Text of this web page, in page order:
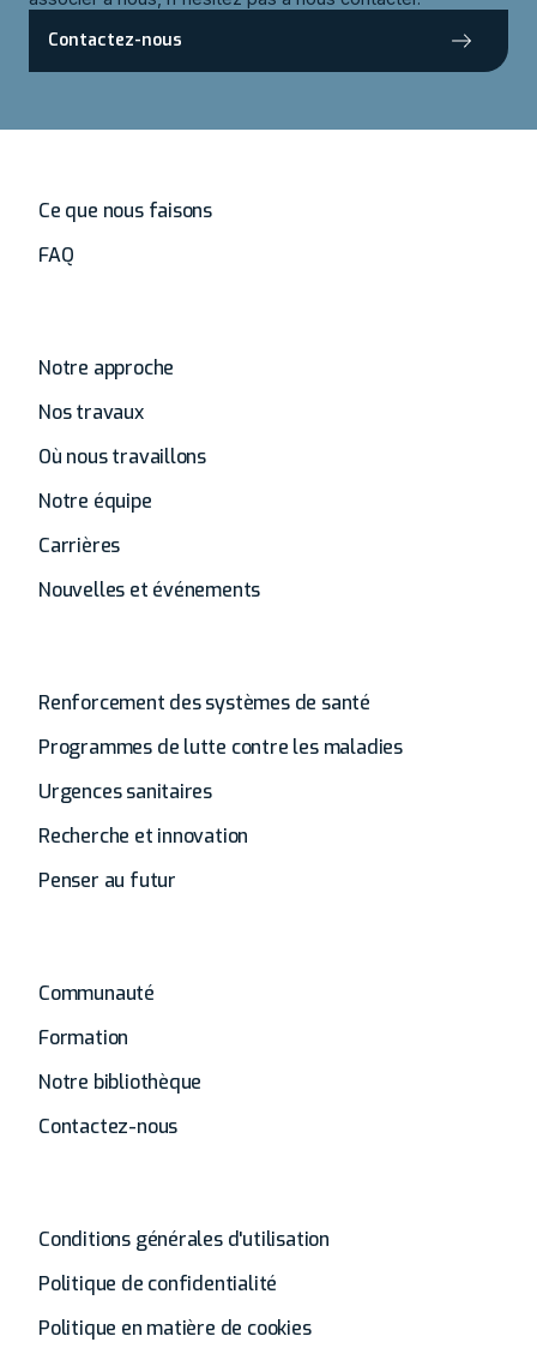
Contactez-nous
Ce que nous faisons
FAQ
Notre approche
Nos travaux
Où nous travaillons
Notre équipe
Carrières
Nouvelles et événements
Renforcement des systèmes de santé
Programmes de lutte contre les maladies
Urgences sanitaires
Recherche et innovation
Penser au futur
Communauté
Formation
Notre bibliothèque
Contactez-nous
Conditions générales d'utilisation
Politique de confidentialité
Politique en matière de cookies